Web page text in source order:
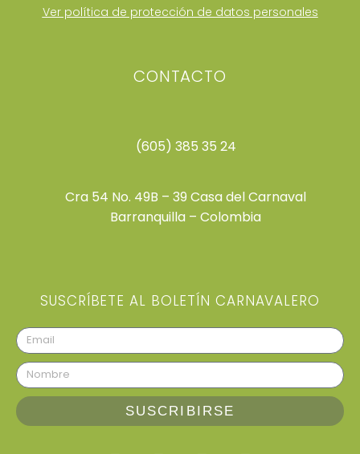
Ver política de protección de datos personales
CONTACTO
(605) 385 35 24
Cra 54 No. 49B – 39 Casa del Carnaval
Barranquilla – Colombia
SUSCRÍBETE AL BOLETÍN CARNAVALERO
SUSCRIBIRSE